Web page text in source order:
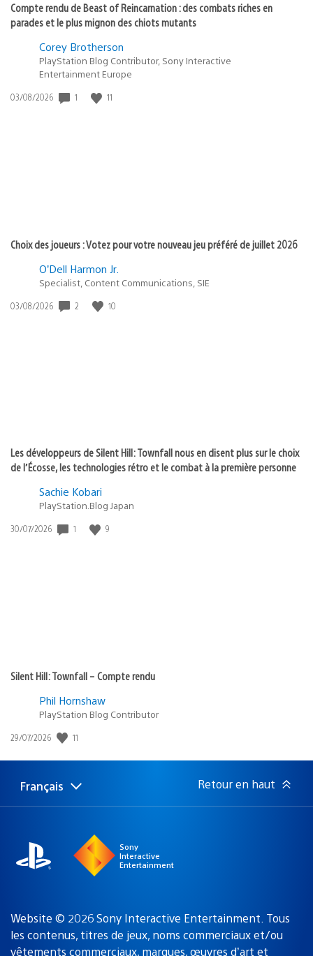
Compte rendu de Beast of Reincarnation : des combats riches en
parades et le plus mignon des chiots mutants
Corey Brotherson
PlayStation Blog Contributor, Sony Interactive
Entertainment Europe
Date
03/08/2026 1 11
Choix des joueurs : Votez pour votre nouveau jeu préféré de juillet 2026
O’Dell Harmon Jr.
Specialist, Content Communications, SIE
Date
03/08/2026 2 10
Les développeurs de Silent Hill: Townfall nous en disent plus sur le choix
de l’Écosse, les technologies rétro et le combat à la première personne
Sachie Kobari
PlayStation.Blog Japan
Date
30/07/2026 1 9
Silent Hill: Townfall – Compte rendu
Phil Hornshaw
PlayStation Blog Contributor
Date
publication
29/07/2026 11
Choisir
Région
Français Retour en haut
Sony
Interactive
Entertainment
Website © 2026 Sony Interactive Entertainment. Tous
les contenus, titres de jeux, noms commerciaux et/ou
vêtements commerciaux, marques, œuvres d’art et